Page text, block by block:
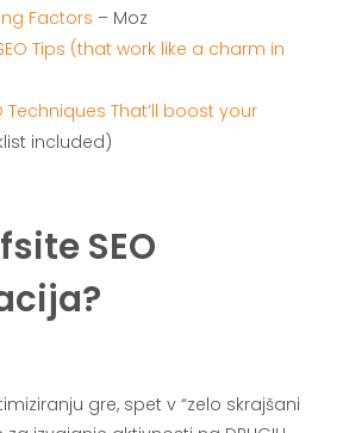
Factors – Moz
Tips (that work like a charm in
Techniques That’ll boost your
included)
SEO
gre, spet v “zelo skrajšani